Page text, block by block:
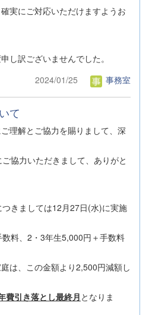
実にご対応いただけますようお
し訳ございませんでした。
2024/01/25
事務室
て
理解とご協力を賜りまして、深
協力いただきまして、ありがと
きましては12月27日(水)に実施
料、2・3年生5,000円＋手数料
は、この金額より2,500円減額し
費引き落とし最終月 となりま